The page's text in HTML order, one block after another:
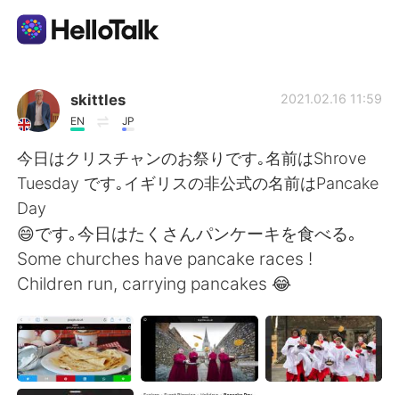
Dil Değişimi Uygulaması
AI Grammar Checker
Türkçe
English 简体中文
繁體中文 Español
العربية Français
skittles
EN JP
2021.02.16 11:59
今日はクリスチャンのお祭りです｡名前はShrove
Tuesday です｡イギリスの非公式の名前はPancake
Day
😄です｡今日はたくさんパンケーキを食べる｡
Some churches have pancake races !
Children run, carrying pancakes 😂